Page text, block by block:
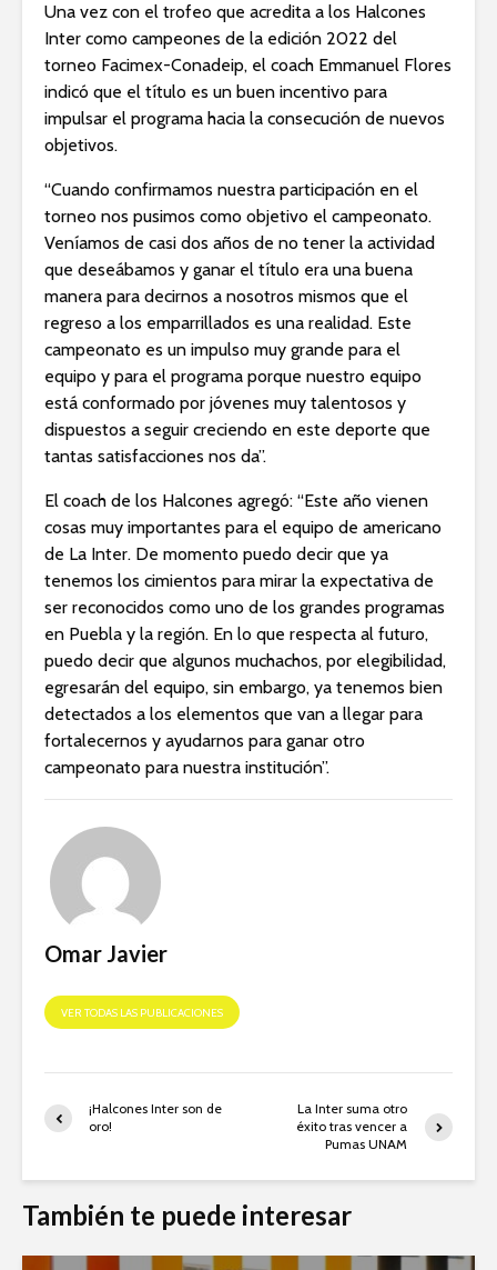
Una vez con el trofeo que acredita a los Halcones
Inter como campeones de la edición 2022 del
torneo Facimex-Conadeip, el coach Emmanuel Flores
indicó que el título es un buen incentivo para
impulsar el programa hacia la consecución de nuevos
objetivos.
“Cuando confirmamos nuestra participación en el
torneo nos pusimos como objetivo el campeonato.
Veníamos de casi dos años de no tener la actividad
que deseábamos y ganar el título era una buena
manera para decirnos a nosotros mismos que el
regreso a los emparrillados es una realidad. Este
campeonato es un impulso muy grande para el
equipo y para el programa porque nuestro equipo
está conformado por jóvenes muy talentosos y
dispuestos a seguir creciendo en este deporte que
tantas satisfacciones nos da”.
El coach de los Halcones agregó: “Este año vienen
cosas muy importantes para el equipo de americano
de La Inter. De momento puedo decir que ya
tenemos los cimientos para mirar la expectativa de
ser reconocidos como uno de los grandes programas
en Puebla y la región. En lo que respecta al futuro,
puedo decir que algunos muchachos, por elegibilidad,
egresarán del equipo, sin embargo, ya tenemos bien
detectados a los elementos que van a llegar para
fortalecernos y ayudarnos para ganar otro
campeonato para nuestra institución”.
Omar Javier
VER TODAS LAS PUBLICACIONES
¡Halcones Inter son de
oro!
La Inter suma otro
éxito tras vencer a
Pumas UNAM
También te puede interesar